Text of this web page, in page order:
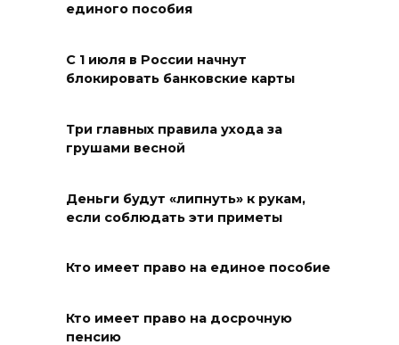
Ростова-на-Дону на сутки
отключат воду из-за
07 августа 2026 20:32
осквернивших стелу
«Освободителям Ростова»
Ростовской области призвала
единого пособия
С 1 июля в России начнут
блокировать банковские карты
Три главных правила ухода за
грушами весной
Деньги будут «липнуть» к рукам,
если соблюдать эти приметы
Кто имеет право на единое пособие
Кто имеет право на досрочную
пенсию